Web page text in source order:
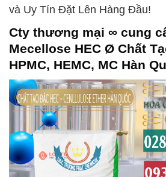
và Uy Tín Đặt Lên Hàng Đầu!
Cty thương mại ∞ cung
Mecellose HEC Ø Chất
HPMC, HEMC, MC Hàn